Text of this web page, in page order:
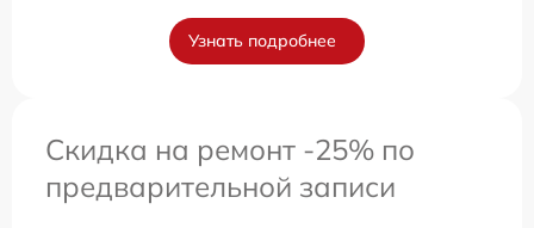
Узнать подробнее
Скидка на ремонт -25% по
предварительной записи